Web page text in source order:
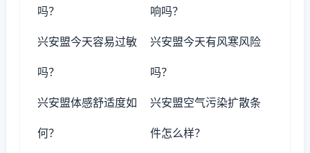
吗？ 响吗？
兴安盟今天容易过敏
吗？
兴安盟今天有风寒风险
吗？
兴安盟体感舒适度如
何？
兴安盟空气污染扩散条
件怎么样？